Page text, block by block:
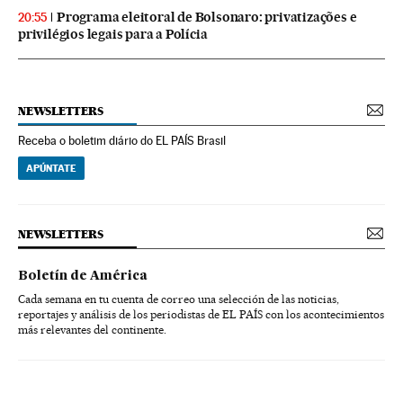
20:55
Programa eleitoral de Bolsonaro: privatizações e
privilégios legais para a Polícia
NEWSLETTERS
Receba o boletim diário do EL PAÍS Brasil
APÚNTATE
NEWSLETTERS
Boletín de América
Cada semana en tu cuenta de correo una selección de las noticias,
reportajes y análisis de los periodistas de EL PAÍS con los acontecimientos
más relevantes del continente.